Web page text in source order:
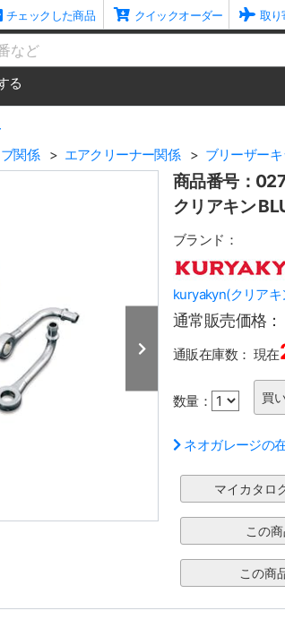
チェックした商品 クイックオーダー 取り
る
関係 エアクリーナー関係 ブリーザーキ
商品番号：
クリアキン
ブランド：
kuryakyn(クリアキ
通常販売価格：
通販在庫数： 現在
数量：
ネオガレージの